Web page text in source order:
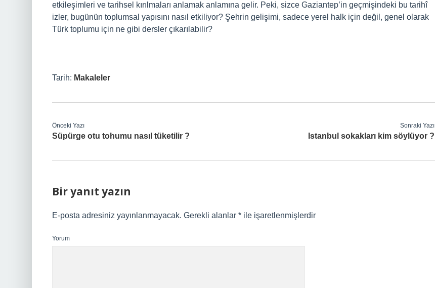
etkileşimleri ve tarihsel kırılmaları anlamak anlamına gelir. Peki, sizce Gaziantep’in geçmişindeki bu tarihî
izler, bugünün toplumsal yapısını nasıl etkiliyor? Şehrin gelişimi, sadece yerel halk için değil, genel olarak
Türk toplumu için ne gibi dersler çıkarılabilir?
Tarih: Makaleler
Önceki Yazı
Süpürge otu tohumu nasıl tüketilir ?
Sonraki Yazı
Istanbul sokakları kim söylüyor ?
Bir yanıt yazın
E-posta adresiniz yayınlanmayacak. Gerekli alanlar * ile işaretlenmişlerdir
Yorum